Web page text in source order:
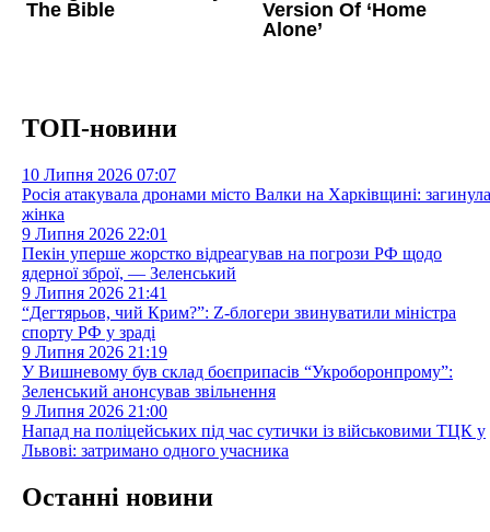
ТОП-новини
10 Липня 2026 07:07
Росія атакувала дронами місто Валки на Харківщині: загинула
жінка
9 Липня 2026 22:01
Пекін уперше жорстко відреагував на погрози РФ щодо
ядерної зброї, — Зеленський
9 Липня 2026 21:41
“Дегтярьов, чий Крим?”: Z-блогери звинуватили міністра
спорту РФ у зраді
9 Липня 2026 21:19
У Вишневому був склад боєприпасів “Укроборонпрому”:
Зеленський анонсував звільнення
9 Липня 2026 21:00
Напад на поліцейських під час сутички із військовими ТЦК у
Львові: затримано одного учасника
Останні новини